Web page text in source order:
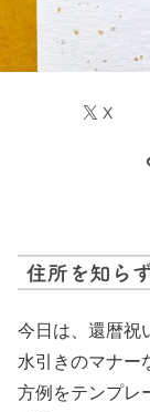
X
今日は、還暦祝
水引きのマナー
方例をテンプレ